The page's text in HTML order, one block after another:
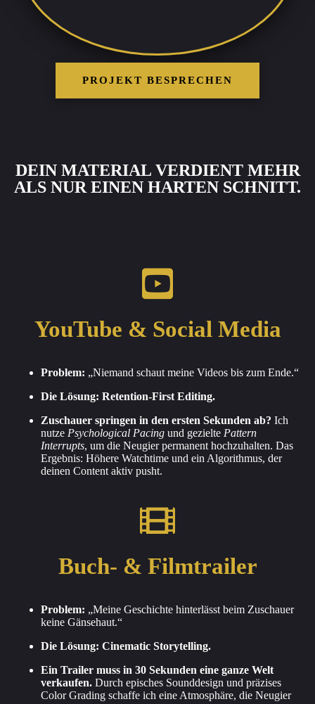
PROJEKT BESPRECHEN
DEIN MATERIAL VERDIENT MEHR
ALS NUR EINEN HARTEN SCHNITT.
YouTube & Social Media
Problem: „Niemand schaut meine Videos bis zum Ende.“
Die Lösung: Retention-First Editing.
Zuschauer springen in den ersten Sekunden ab? Ich
nutze Psychological Pacing und gezielte Pattern
Interrupts, um die Neugier permanent hochzuhalten. Das
Ergebnis: Höhere Watchtime und ein Algorithmus, der
deinen Content aktiv pusht.
Buch- & Filmtrailer
Problem: „Meine Geschichte hinterlässt beim Zuschauer
keine Gänsehaut.“
Die Lösung: Cinematic Storytelling.
Ein Trailer muss in 30 Sekunden eine ganze Welt
verkaufen. Durch episches Sounddesign und präzises
Color Grading schaffe ich eine Atmosphäre, die Neugier